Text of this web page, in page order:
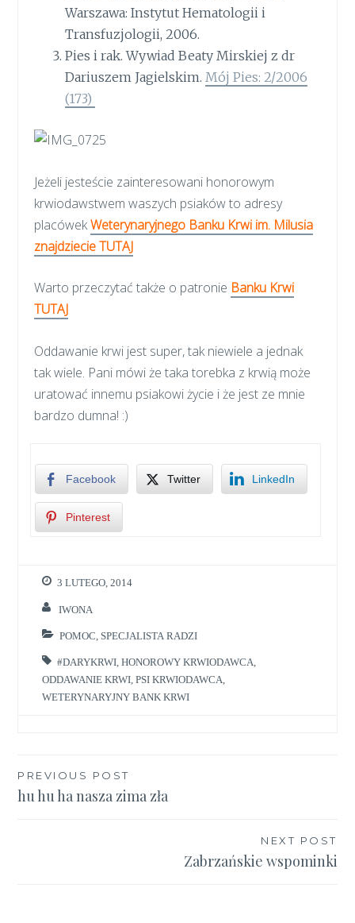
Warszawa: Instytut Hematologii i
Transfuzjologii, 2006.
Pies i rak. Wywiad Beaty Mirskiej z dr
Dariuszem Jagielskim. Mój Pies: 2/2006
(173)
Jeżeli jesteście zainteresowani honorowym
krwiodawstwem waszych psiaków to adresy
placówekWeterynaryjnego Banku Krwi im. Milusia
znajdziecie TUTAJ
Warto przeczytać także o patronie Banku Krwi
TUTAJ
Oddawanie krwi jest super, tak niewiele a jednak
tak wiele. Pani mówi że taka torebka z krwią może
uratować innemu psiakowi życie i że jest ze mnie
bardzo dumna! :)
Facebook Twitter LinkedIn
Pinterest
3 LUTEGO, 2014
IWONA
POMOC SPECJALISTA RADZI
#DARYKRWI ,HONOROWY KRWIODAWCA
ODDAWANIE KRWI ,PSI KRWIODAWCA
WETERYNARYJNY BANK KRWI
Nawigacja
wpisu
PREVIOUS POST
hu hu ha nasza zima zła
NEXT POST
Zabrzańskie wspominki